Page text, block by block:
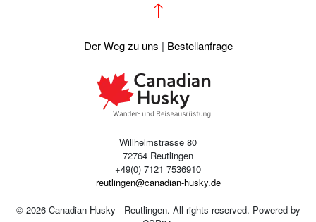
Der Weg zu uns | Bestellanfrage
Willhelmstrasse 80
72764 Reutlingen
+49(0) 7121 7536910
reutlingen@canadian-husky.de
© 2026Canadian Husky - Reutlingen. All rights reserved. Powered by